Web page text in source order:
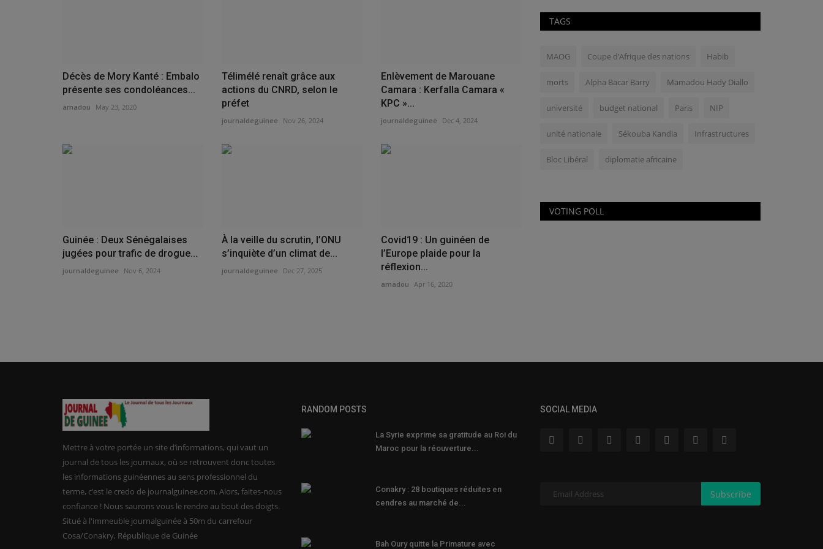
Décès de Mory Kanté : Embalo
présente ses condoléances...
amadou May 23, 2020
Télimélé renaît grâce aux
actions du CNRD, selon le
préfet
journaldeguinee Nov 26, 2024
Enlèvement de Marouane
Camara : Kerfalla Camara «
KPC »...
journaldeguinee Dec 4, 2024
Guinée : Deux Sénégalaises
jugées pour trafic de drogue...
journaldeguinee Nov 6, 2024
À la veille du scrutin, l’ONU
s’inquiète d’un climat de...
journaldeguinee Dec 27, 2025
Covid19 : Un guinéen de
l’Europe plaide pour la
réflexion...
amadou Apr 16, 2020
TAGS
MAOG Coupe d’Afrique des nations Habib
morts Alpha Bacar Barry Mamadou Hady Diallo
université budget national Paris NIP
unité nationale Sékouba Kandia Infrastructures
Bloc Libéral diplomatie africaine
VOTING POLL
Mettre à votre portée un site d’informations, qui vaut un
journal de tous les journaux, où se retrouvent donc toutes
les informations guinéennes au sens professionnel du
terme, c’est le credo de journalguinee.com. Alors, faites-nous
confiance ! Nous saurons vous le rendre au bout des doigts.
Situé à l'immeuble journalguinée à 50m du carrefour
Cosa/Conakry, République de Guinée
RANDOM POSTS
La Syrie exprime sa gratitude au Roi du
Maroc pour la réouverture...
Conakry : 28 boutiques réduites en
cendres au marché de...
Bah Oury quitte la Primature avec
SOCIAL MEDIA
Subscribe